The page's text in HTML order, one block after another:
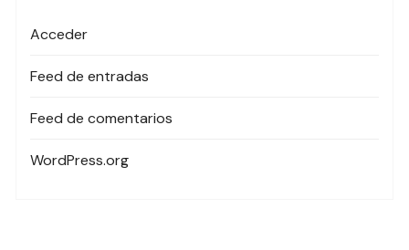
Acceder
Feed de entradas
Feed de comentarios
WordPress.org